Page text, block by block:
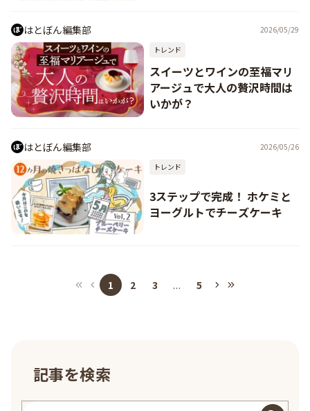
はとぼん編集部
2026/05/29
トレンド
スイーツとワインの至福マリ
アージュで大人の贅沢時間は
いかが？
はとぼん編集部
2026/05/26
トレンド
3ステップで完成！ ホケミと
ヨーグルトでチーズケーキ
1 2 3 ... 5
記事を検索